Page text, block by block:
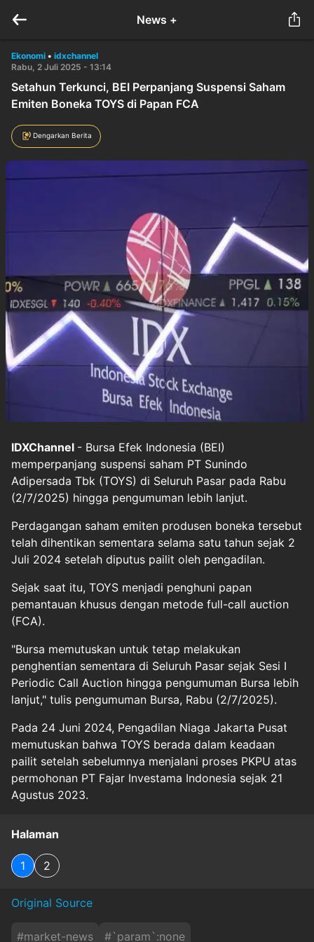
News +
Ekonomi • idxchannel
Rabu, 2 Juli 2025 - 13:14
Setahun Terkunci, BEI Perpanjang Suspensi Saham
Emiten Boneka TOYS di Papan FCA
Dengarkan Berita
IDXChannel - Bursa Efek Indonesia (BEI)
memperpanjang suspensi saham PT Sunindo
Adipersada Tbk (TOYS) di Seluruh Pasar pada Rabu
(2/7/2025) hingga pengumuman lebih lanjut.
Perdagangan saham emiten produsen boneka tersebut
telah dihentikan sementara selama satu tahun sejak 2
Juli 2024 setelah diputus pailit oleh pengadilan.
Sejak saat itu, TOYS menjadi penghuni papan
pemantauan khusus dengan metode full-call auction
(FCA).
"Bursa memutuskan untuk tetap melakukan
penghentian sementara di Seluruh Pasar sejak Sesi I
Periodic Call Auction hingga pengumuman Bursa lebih
lanjut," tulis pengumuman Bursa, Rabu (2/7/2025).
Pada 24 Juni 2024, Pengadilan Niaga Jakarta Pusat
memutuskan bahwa TOYS berada dalam keadaan
pailit setelah sebelumnya menjalani proses PKPU atas
permohonan PT Fajar Investama Indonesia sejak 21
Agustus 2023.
Halaman
1 2
Original Source
#market-news #`param`:none